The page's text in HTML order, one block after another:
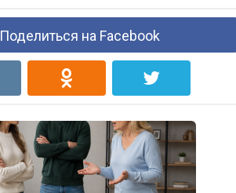
Поделиться на Facebook